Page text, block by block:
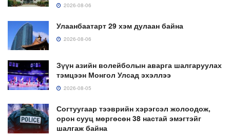
2026-08-06
Улаанбаатарт 29 хэм дулаан байна
2026-08-06
Зүүн азийн волейболын аварга шалгаруулах
тэмцээн Монгол Улсад эхэллээ
2026-08-05
Согтуугаар тээврийн хэрэгсэл жолоодож,
орон сууц мөргөсөн 38 настай эмэгтэйг
шалгаж байна